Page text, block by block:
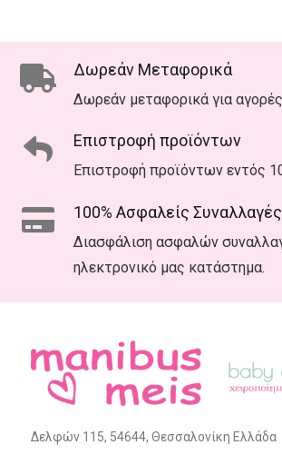
Δωρεάν Μεταφορικά
Δωρεάν μεταφορικά για
Επιστροφή προϊόντων
Επιστροφή προϊόντων εντός
100% Ασφαλείς Συναλλαγές
Διασφάλιση ασφαλών
ηλεκτρονικό μας κατάστημα.
Δελφών 115, 54644, Θεσσαλονίκη Ελλάδα